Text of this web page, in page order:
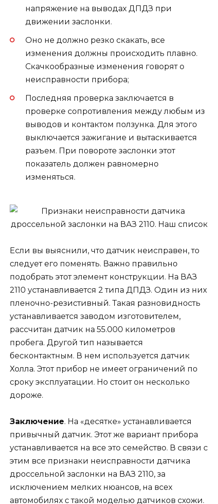
напряжение на выводах ДПДЗ при
движении заслонки.
Оно не должно резко скакать, все
изменения должны происходить плавно.
Скачкообразные изменения говорят о
неисправности прибора;
Последняя проверка заключается в
проверке сопротивления между любым из
выводов и контактом ползунка. Для этого
выключается зажигание и вытаскивается
разъем. При повороте заслонки этот
показатель должен равномерно
изменяться.
Если вы выяснили, что датчик неисправен, то
следует его поменять. Важно правильно
подобрать этот элемент конструкции. На ВАЗ
2110 устанавливается 2 типа ДПДЗ. Один из них
пленочно-резистивный. Такая разновидность
устанавливается заводом изготовителем,
рассчитан датчик на 55.000 километров
пробега. Другой тип называется
бесконтактным. В нем используется датчик
Холла. Этот прибор не имеет ограничений по
сроку эксплуатации. Но стоит он несколько
дороже.
Заключение. На «десятке» устанавливается
привычный датчик. Этот же вариант прибора
устанавливается на все это семейство. В связи с
этим все признаки неисправности датчика
дроссельной заслонки на ВАЗ 2110, за
исключением мелких нюансов, на всех
автомобилях с такой моделью датчиков схожи.